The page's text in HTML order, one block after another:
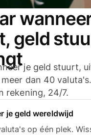
geld
je geld stuurt,
dan 40
rekening, 24/7.
je geld wereldwijd
op één plek.